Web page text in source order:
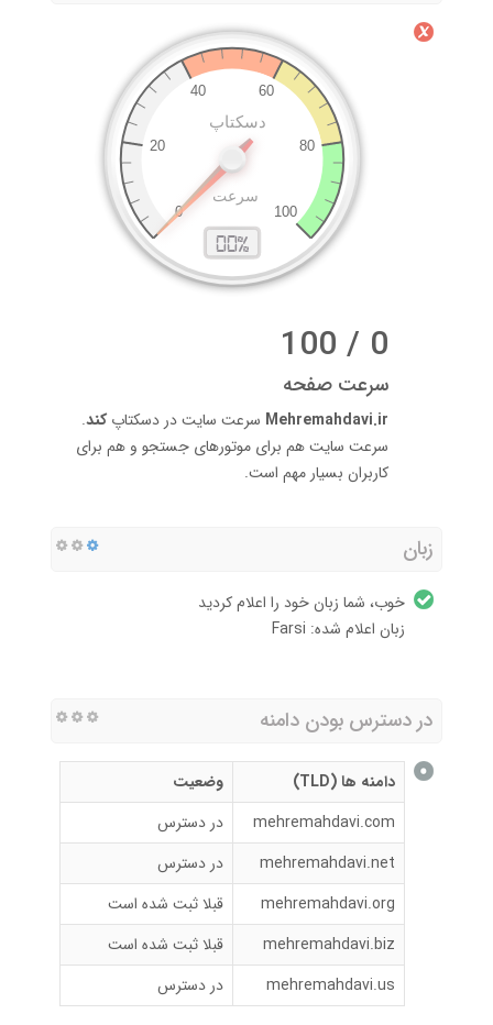
0 / 100
سرعت صفحه
Mehremahdavi.ir سرعت سایت در دسکتاپکند.
سرعت سایت هم برای موتورهای جستجو و هم برای
کاربران بسیار مهم است.
زبان
خوب، شما زبان خود را اعلام کردید
زبان اعلام شده: Farsi
در دسترس بودن دامنه
دامنه ها (TLD)
وضعیت
mehremahdavi.com
در دسترس
mehremahdavi.net
در دسترس
mehremahdavi.org
قبلا ثبت شده است
mehremahdavi.biz
قبلا ثبت شده است
mehremahdavi.us
در دسترس